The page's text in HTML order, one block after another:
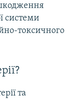
системи
токсичного
та